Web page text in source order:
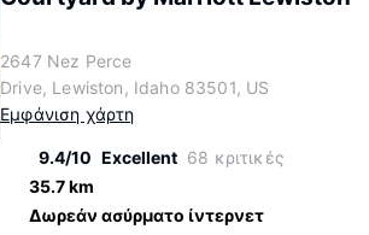
2647 Nez Perce
Drive, Lewiston, Idaho 83501, US
Εμφάνιση χάρτη
9.4/10 Excellent 68 κριτικές
35.7 km
Δωρεάν ασύρματο ίντερνετ